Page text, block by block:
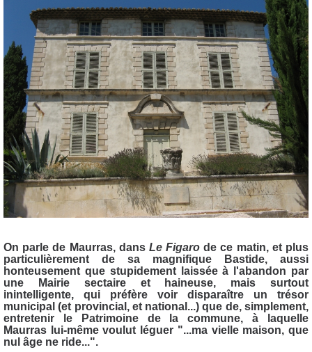
On parle de Maurras, dans Le Figaro de ce matin, et plus
particulièrement de sa magnifique Bastide, aussi
honteusement que stupidement laissée à l'abandon par
une Mairie sectaire et haineuse, mais surtout
inintelligente, qui préfère voir disparaître un trésor
municipal (et provincial, et national...) que de, simplement,
entretenir le Patrimoine de la commune, à laquelle
Maurras lui-même voulut léguer "...ma vielle maison, que
nul âge ne ride...".